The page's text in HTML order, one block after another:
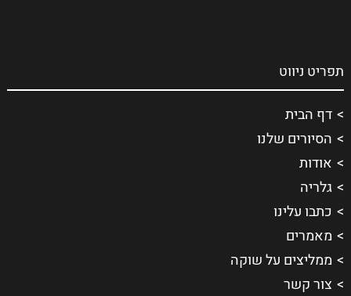
תפריט ניווט
דף הבית
הסיורים שלנו
אודות
גלריה
כתבו עלינו
מאמרים
ממליצים על שוקה
צור קשר